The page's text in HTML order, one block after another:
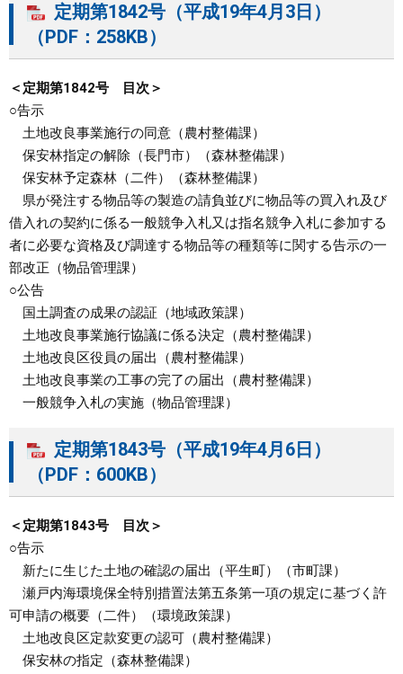
定期第1842号（平成19年4月3日）
（PDF：258KB）
＜定期第1842号 目次＞
○告示
土地改良事業施行の同意（農村整備課）
保安林指定の解除（長門市）（森林整備課）
保安林予定森林（二件）（森林整備課）
県が発注する物品等の製造の請負並びに物品等の買入れ及び
借入れの契約に係る一般競争入札又は指名競争入札に参加する
者に必要な資格及び調達する物品等の種類等に関する告示の一
部改正（物品管理課）
○公告
国土調査の成果の認証（地域政策課）
土地改良事業施行協議に係る決定（農村整備課）
土地改良区役員の届出（農村整備課）
土地改良事業の工事の完了の届出（農村整備課）
一般競争入札の実施（物品管理課）
定期第1843号（平成19年4月6日）
（PDF：600KB）
＜定期第1843号 目次＞
○告示
新たに生じた土地の確認の届出（平生町）（市町課）
瀬戸内海環境保全特別措置法第五条第一項の規定に基づく許
可申請の概要（二件）（環境政策課）
土地改良区定款変更の認可（農村整備課）
保安林の指定（森林整備課）